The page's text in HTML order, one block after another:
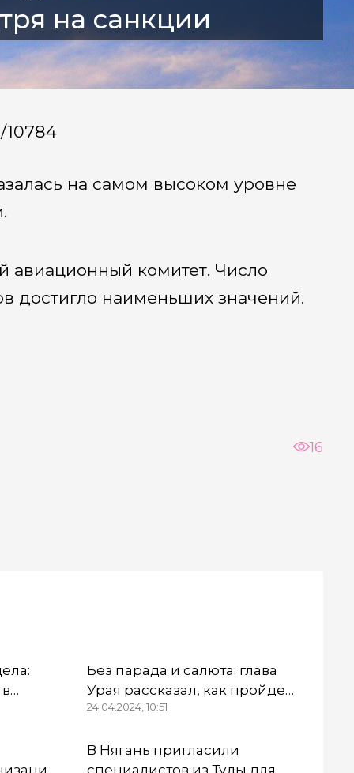
на санкции
10784
на самом высоком уровне
комитет. Число
достигло наименьших значений.
16
Без парада и салюта: глава
Урая рассказал, как пройдет
Первомай
24.04.2024, 10:51
В Нягань пригласили